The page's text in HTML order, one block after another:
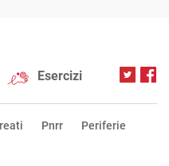
Esercizi
Pnrr Periferie